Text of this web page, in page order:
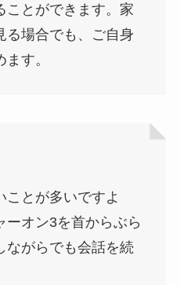
ことができます。家
る場合でも、ご自身
す。
ことが多いですよ
ーオン3を首からぶら
ながらでも会話を続